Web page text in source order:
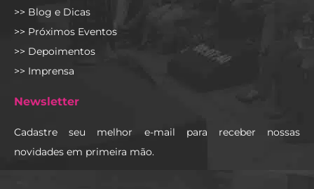
>> Blog e Dicas
>> Próximos Eventos
>> Depoimentos
>> Imprensa
Newsletter
Cadastre seu melhor e-mail para receber nossas
novidades em primeira mão.